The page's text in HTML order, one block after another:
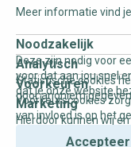
Meer informatie vind
Noodzakelijk
Deze zijn nodig voor
voor dat aan jou snel
dat je onze website
Analytisch
Statistische cookies
door anoniem
Voorkeuren
Voorkeurscookies
van invloed is op het
Marketing
Hierdoor kunnen wij
gepersonaliseerde